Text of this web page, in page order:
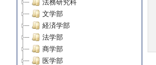
法務研究科
文学部
経済学部
法学部
商学部
医学部